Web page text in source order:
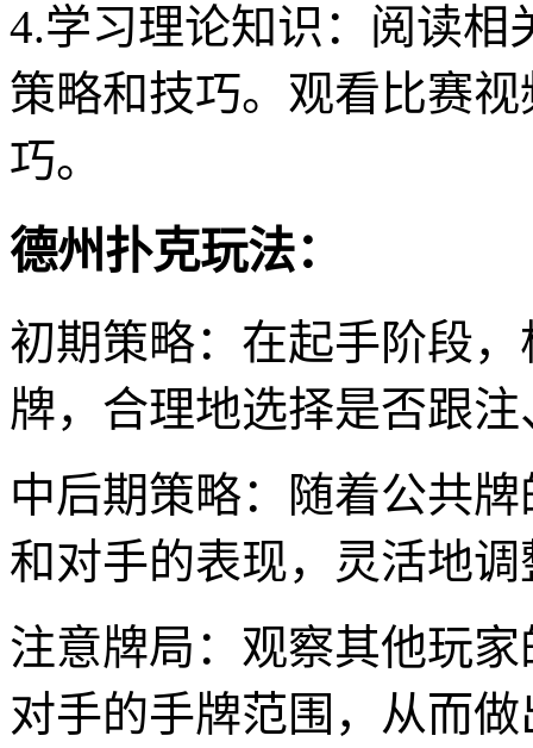
4.学习理论知识：阅读相
策略和技巧。观看比赛
巧。
德州扑克玩法：
初期策略：在起手阶段
牌，合理地选择是否跟
中后期策略：随着公共
和对手的表现，灵活地
注意牌局：观察其他玩
对手的手牌范围，从而